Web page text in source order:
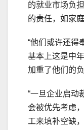
的就业市场负
的责任，如家
“他们或许还得
基本上这是中
加重了他们的负
“一旦企业启动
会被优先考虑
工来填补空缺